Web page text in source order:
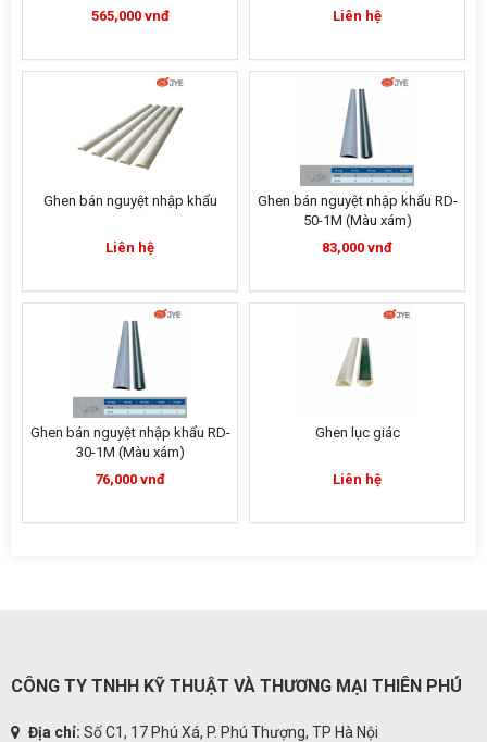
565,000 vnđ Liên hệ
Ghen bán nguyệt nhập khẩu
Liên hệ
Ghen bán nguyệt nhập khẩu RD-
50-1M (Màu xám)
83,000 vnđ
Ghen bán nguyệt nhập khẩu RD-
30-1M (Màu xám)
76,000 vnđ
Ghen lục giác
Liên hệ
CÔNG TY TNHH KỸ THUẬT VÀ THƯƠNG MẠI THIÊN PHÚ
Địa chỉ: Số C1, 17 Phú Xá, P. Phú Thượng, TP Hà Nội